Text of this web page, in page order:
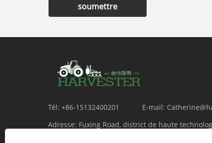
soumettre
Tél: +86-15132400201 E-mail:
Adresse: Fuxing Road, district de haute